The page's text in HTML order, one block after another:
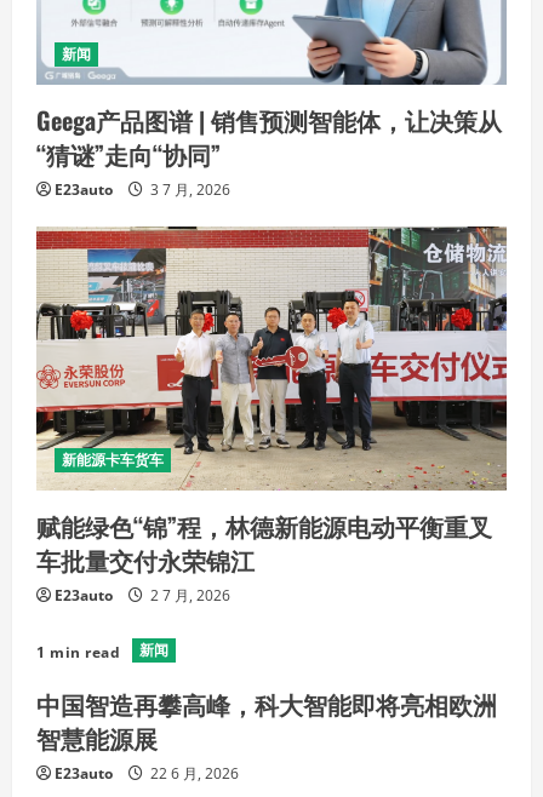
新闻
Geega产品图谱 | 销售预测智能体，让决策从
“猜谜”走向“协同”
E23auto 3 7 月, 2026
新能源卡车货车
赋能绿色“锦”程，林德新能源电动平衡重叉
车批量交付永荣锦江
E23auto 2 7 月, 2026
1 min read 新闻
中国智造再攀高峰，科大智能即将亮相欧洲
智慧能源展
E23auto 22 6 月, 2026